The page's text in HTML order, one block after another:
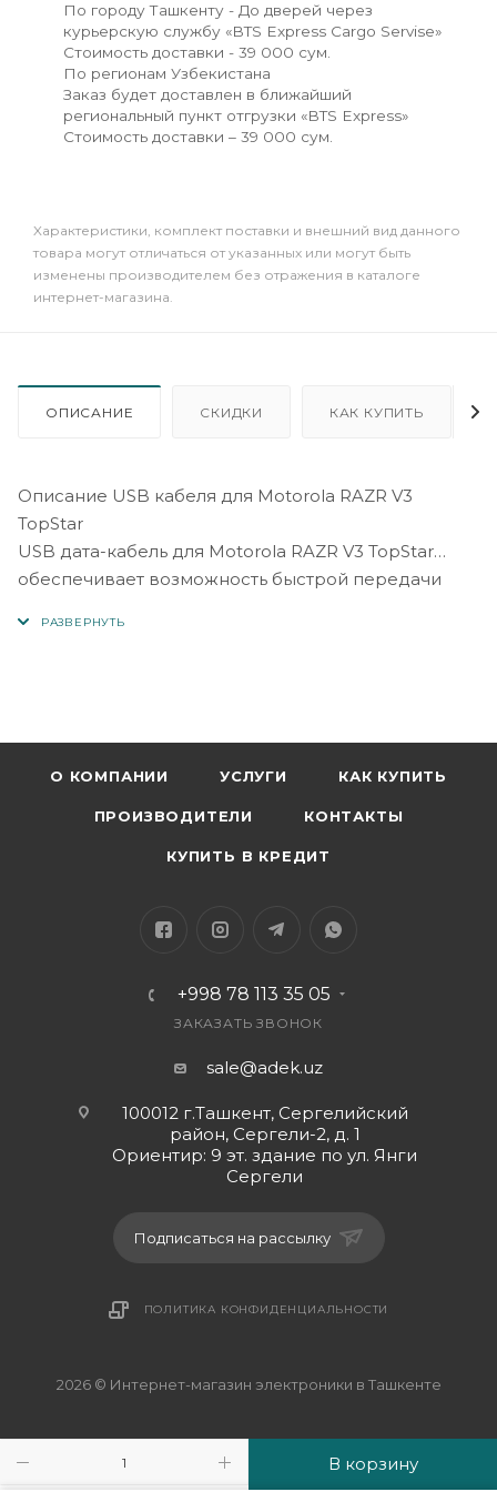
В корзину
По городу Ташкенту - До дверей через
курьерскую службу «BTS Express Cargo Servise»
Стоимость доставки - 39 000 сум.
По регионам Узбекистана
Заказ будет доставлен в ближайший
региональный пункт отгрузки «BTS Express»
Стоимость доставки – 39 000 сум.
Xарактеристики, комплект поставки и внешний вид данного
товара могут отличаться от указанных или могут быть
изменены производителем без отражения в каталоге
интернет-магазина.
ОПИСАНИЕ СКИДКИ КАК КУПИТЬ
Описание USB кабеля для Motorola RAZR V3
TopStar
USB дата-кабель для Motorola RAZR V3 TopStar
обеспечивает возможность быстрой передачи
на телефон и с телефона на компьютер,
редактирования записных книжек и т.д.
О КОМПАНИИ УСЛУГИ КАК КУПИТЬ
ПРОИЗВОДИТЕЛИ КОНТАКТЫ
КУПИТЬ В КРЕДИТ
+998 78 113 35 05
ЗАКАЗАТЬ ЗВОНОК
sale@adek.uz
100012 г.Ташкент, Сергелийский
район, Сергели-2, д. 1
Ориентир: 9 эт. здание по ул. Янги
Сергели
Подписаться на рассылку
ПОЛИТИКА КОНФИДЕНЦИАЛЬНОСТИ
2026 © Интернет-магазин электроники в Ташкенте